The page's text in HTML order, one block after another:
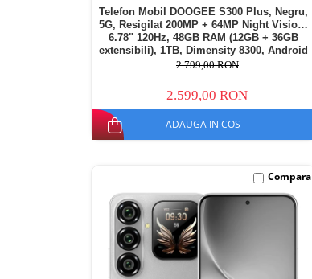
Telefon Mobil DOOGEE S300 Plus, Negru,
5G, Resigilat 200MP + 64MP Night Vision,
6.78" 120Hz, 48GB RAM (12GB + 36GB
extensibili), 1TB, Dimensity 8300, Android
16, NFC, 11000mAh, Dual SIM
2.799,00 RON
2.599,00 RON
ADAUGA IN COS
Compara